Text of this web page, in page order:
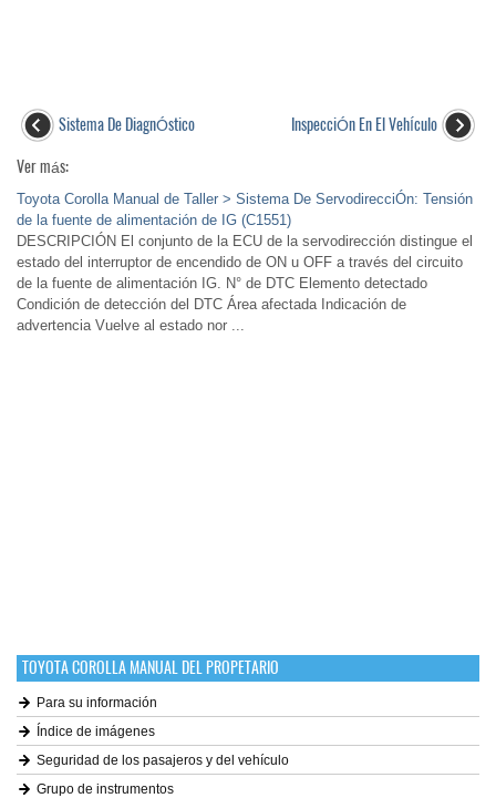
Sistema De DiagnÓstico
InspecciÓn En El VehÍculo
Ver más:
Toyota Corolla Manual de Taller > Sistema De ServodirecciÓn: Tensión
de la fuente de alimentación de IG (C1551)
DESCRIPCIÓN El conjunto de la ECU de la servodirección distingue el
estado del interruptor de encendido de ON u OFF a través del circuito
de la fuente de alimentación IG. N° de DTC Elemento detectado
Condición de detección del DTC Área afectada Indicación de
advertencia Vuelve al estado nor ...
TOYOTA COROLLA MANUAL DEL PROPETARIO
Para su información
Índice de imágenes
Seguridad de los pasajeros y del vehículo
Grupo de instrumentos